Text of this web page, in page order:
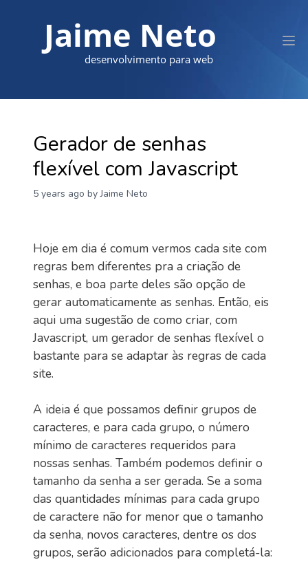
Jaime Neto
desenvolvimento para web
Gerador de senhas
flexível com Javascript
5 years ago by Jaime Neto
Hoje em dia é comum vermos cada site com
regras bem diferentes pra a criação de
senhas, e boa parte deles são opção de
gerar automaticamente as senhas. Então, eis
aqui uma sugestão de como criar, com
Javascript, um gerador de senhas flexível o
bastante para se adaptar às regras de cada
site.
A ideia é que possamos definir grupos de
caracteres, e para cada grupo, o número
mínimo de caracteres requeridos para
nossas senhas. Também podemos definir o
tamanho da senha a ser gerada. Se a soma
das quantidades mínimas para cada grupo
de caractere não for menor que o tamanho
da senha, novos caracteres, dentre os dos
grupos, serão adicionados para completá-la: